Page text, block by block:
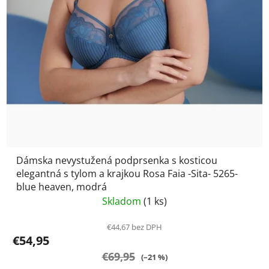
Dámska nevystužená podprsenka s kosticou
elegantná s tylom a krajkou Rosa Faia -Sita- 5265-
blue heaven, modrá
Skladom (1 ks)
€44,67 bez DPH
€54,95
€69,95 (–21 %)